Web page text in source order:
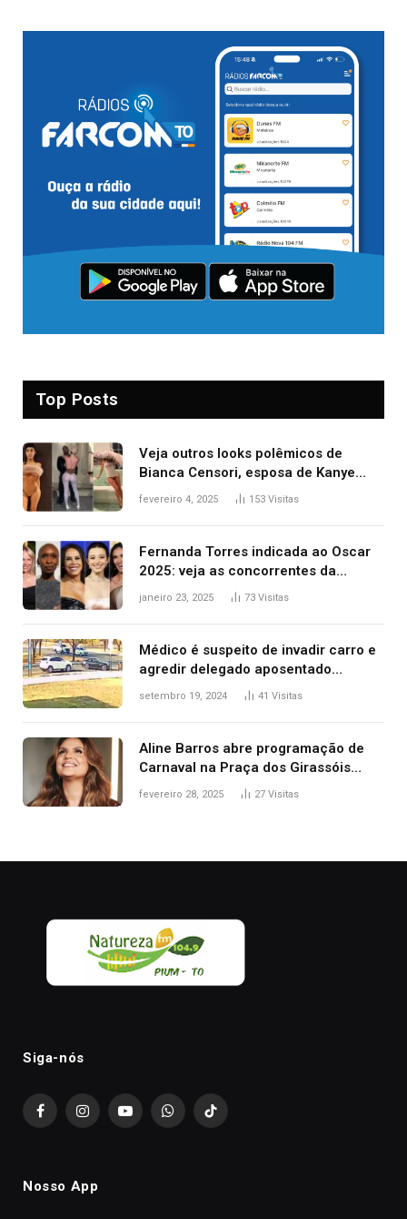
Top Posts
Veja outros looks polêmicos de
Bianca Censori, esposa de Kanye
West que apareceu nua no Grammy
fevereiro 4, 2025 153 Visitas
Fernanda Torres indicada ao Oscar
2025: veja as concorrentes da
brasileira a melhor atriz
janeiro 23, 2025 73 Visitas
Médico é suspeito de invadir carro e
agredir delegado aposentado
durante confusão no trânsito
setembro 19, 2024 41 Visitas
Aline Barros abre programação de
Carnaval na Praça dos Girassóis
nesta sexta-feira, em Palmas
fevereiro 28, 2025 27 Visitas
Siga-nós
FacebookInstagramYouTubeWhatsAppTikTok
Nosso App